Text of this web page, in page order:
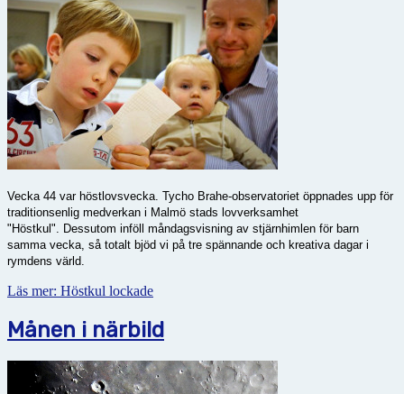
Vecka 44 var höstlovsvecka. Tycho Brahe-observatoriet öppnades upp för
traditionsenlig medverkan i Malmö stads lovverksamhet
"Höstkul". Dessutom inföll måndagsvisning av stjärnhimlen för barn
samma vecka, så totalt bjöd vi på tre spännande och kreativa dagar i
rymdens värld.
Läs mer: Höstkul lockade
Månen i närbild